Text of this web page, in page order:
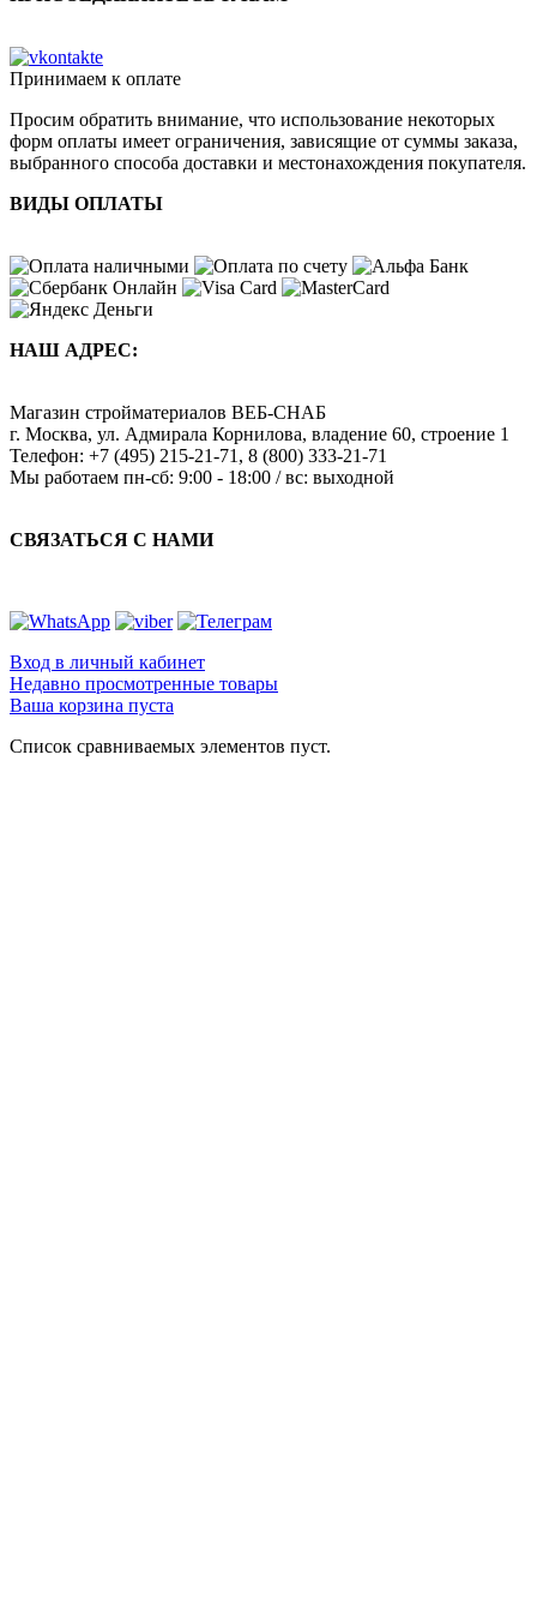
Принимаем к оплате
Просим обратить внимание, что использование некоторых
форм оплаты имеет ограничения, зависящие от суммы заказа,
выбранного способа доставки и местонахождения покупателя.
ВИДЫ ОПЛАТЫ
НАШ АДРЕС:
Магазин стройматериалов ВЕБ-СНАБ
г. Москва, ул. Адмирала Корнилова, владение 60, строение 1
Телефон: +7 (495) 215-21-71 , 8 (800) 333-21-71
Мы работаем пн-сб: 9:00 - 18:00 / вс: выходной
СВЯЗАТЬСЯ С НАМИ
Вход в личный кабинет
Недавно просмотренные товары
Ваша корзина пуста
Список сравниваемых элементов пуст.